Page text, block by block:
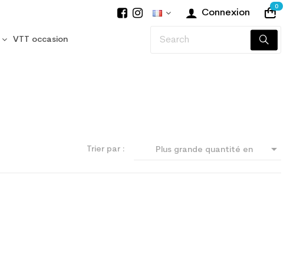
Connexion
0
VTT occasion
Trier par : Plus grande quantité en 